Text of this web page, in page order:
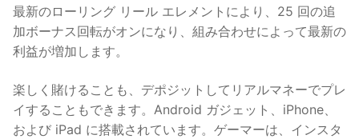
最新のローリング リール エレメントにより、25 回の追
加ボーナス回転がオンになり、組み合わせによって最新の
利益が増加します。
楽しく賭けることも、デポジットしてリアルマネーでプレ
イすることもできます。Android ガジェット、iPhone、
および iPad に搭載されています。ゲーマーは、インスタ